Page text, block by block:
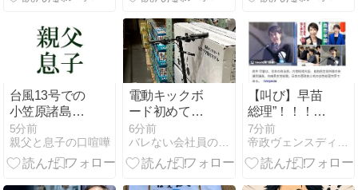
の衝撃戦略
台風13号での
小笠原諸島、
母島の被害状
況2026 ミッチ
ーの母島観光
5分前
親父と息子の口喧嘩
電動キックボ
ード初めて乗
ったんだけど
6分前
バレない会社員の副業ランキング
【叫び】早苗
総理”！！！！
がんばれニッ
ポン！
7分前